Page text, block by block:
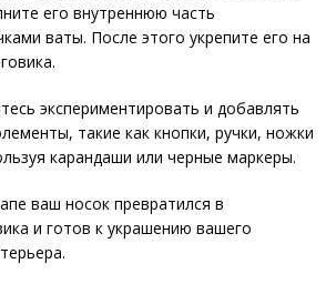
его внутреннюю часть
ваты. После этого укрепите его на
экспериментировать и добавлять
такие как кнопки, ручки, ножки
карандаши или черные маркеры.
ваш носок превратился в
и готов к украшению вашего